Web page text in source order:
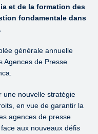
et de la formation des
fondamentale dans
générale annuelle
Agences de Presse
une nouvelle stratégie
en vue de garantir la
agences de presse
aux nouveaux défis